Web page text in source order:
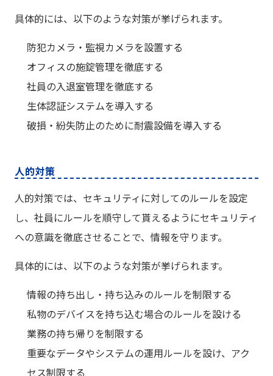
具体的には、以下のような対策が挙げられます。
防犯カメラ・監視カメラを設置する
オフィスの施錠管理を徹底する
社員の入退室管理を徹底する
生体認証システムを導入する
破損・紛失防止のために耐震設備を導入する
人的対策
人的対策では、セキュリティに対してのルールを設定
し、社員にルールを順守して貰えるようにセキュリティ
への意識を徹底させることで、情報を守ります。
具体的には、以下のような対策が挙げられます。
情報の持ち出し・持ち込みのルールを制限する
私物のデバイスを持ち込む場合のルールを設ける
業務の持ち帰りを制限する
重要なデータやシステムの運用ルールを設け、アク
セス制限する